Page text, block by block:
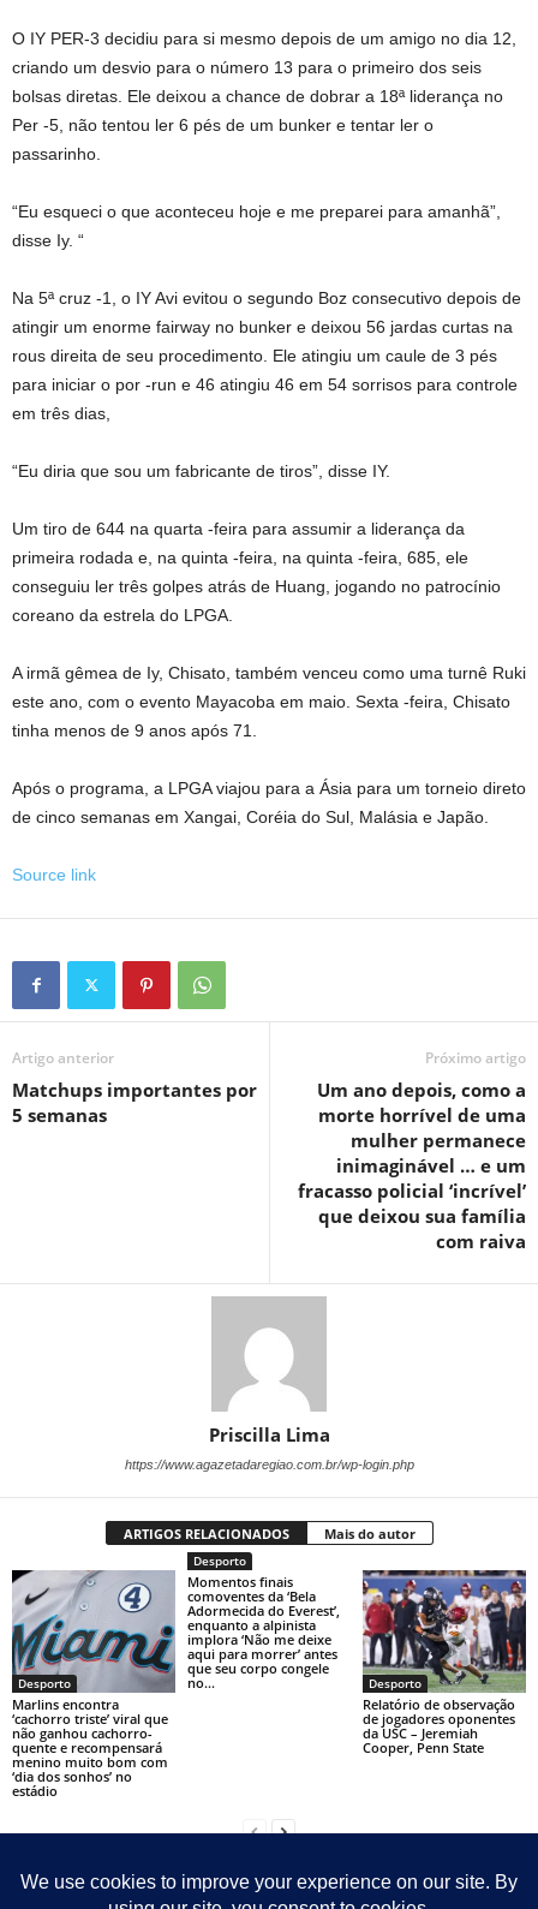
O IY PER-3 decidiu para si mesmo depois de um amigo no dia 12,
criando um desvio para o número 13 para o primeiro dos seis
bolsas diretas. Ele deixou a chance de dobrar a 18ª liderança no
Per -5, não tentou ler 6 pés de um bunker e tentar ler o
passarinho.
“Eu esqueci o que aconteceu hoje e me preparei para amanhã”,
disse Iy. “
Na 5ª cruz -1, o IY Avi evitou o segundo Boz consecutivo depois de
atingir um enorme fairway no bunker e deixou 56 jardas curtas na
rous direita de seu procedimento. Ele atingiu um caule de 3 pés
para iniciar o por -run e 46 atingiu 46 em 54 sorrisos para controle
em três dias,
“Eu diria que sou um fabricante de tiros”, disse IY.
Um tiro de 644 na quarta -feira para assumir a liderança da
primeira rodada e, na quinta -feira, na quinta -feira, 685, ele
conseguiu ler três golpes atrás de Huang, jogando no patrocínio
coreano da estrela do LPGA.
A irmã gêmea de Iy, Chisato, também venceu como uma turnê Ruki
este ano, com o evento Mayacoba em maio. Sexta -feira, Chisato
tinha menos de 9 anos após 71.
Após o programa, a LPGA viajou para a Ásia para um torneio direto
de cinco semanas em Xangai, Coréia do Sul, Malásia e Japão.
Source link
Artigo anterior
Matchups importantes por
5 semanas
Próximo artigo
Um ano depois, como a
morte horrível de uma
mulher permanece
inimaginável … e um
fracasso policial ‘incrível’
que deixou sua família
com raiva
Priscilla Lima
https://www.agazetadaregiao.com.br/wp-login.php
ARTIGOS RELACIONADOS Mais do autor
Desporto
Marlins encontra
‘cachorro triste’ viral que
não ganhou cachorro-
quente e recompensará
menino muito bom com
‘dia dos sonhos’ no
estádio
Desporto
Momentos finais
comoventes da ‘Bela
Adormecida do Everest’,
enquanto a alpinista
implora ‘Não me deixe
aqui para morrer’ antes
que seu corpo congele
no...
Desporto
Relatório de observação
de jogadores oponentes
da USC – Jeremiah
Cooper, Penn State